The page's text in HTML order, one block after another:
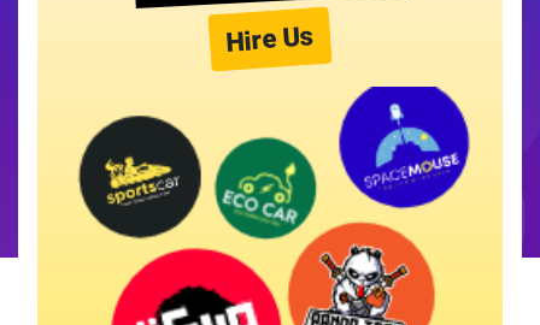
Hire Us